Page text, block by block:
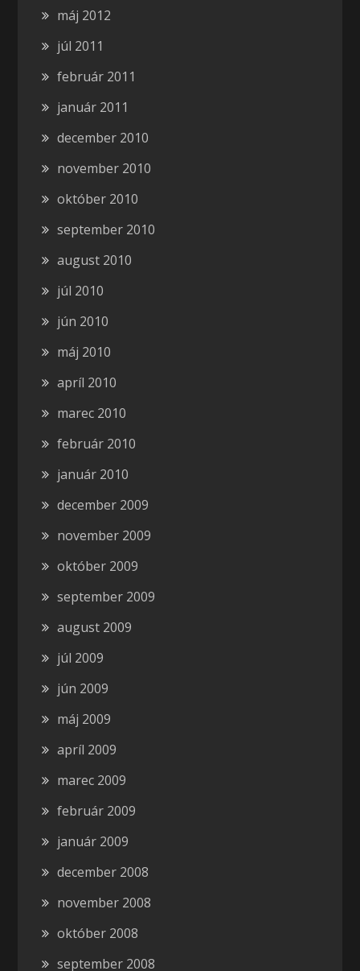
máj 2012
júl 2011
február 2011
január 2011
december 2010
november 2010
október 2010
september 2010
august 2010
júl 2010
jún 2010
máj 2010
apríl 2010
marec 2010
február 2010
január 2010
december 2009
november 2009
október 2009
september 2009
august 2009
júl 2009
jún 2009
máj 2009
apríl 2009
marec 2009
február 2009
január 2009
december 2008
november 2008
október 2008
september 2008